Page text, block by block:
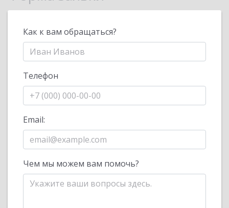
Как к вам обращаться?
Телефон
Email:
Чем мы можем вам помочь?